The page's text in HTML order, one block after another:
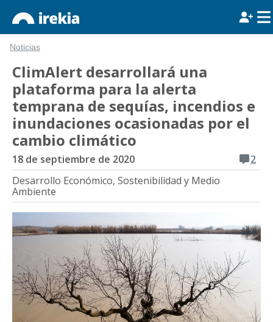
Noticias
ClimAlert desarrollará una
plataforma para la alerta
temprana de sequías, incendios e
inundaciones ocasionadas por el
cambio climático
18 de septiembre de 2020
2
Desarrollo Económico, Sostenibilidad y Medio
Ambiente